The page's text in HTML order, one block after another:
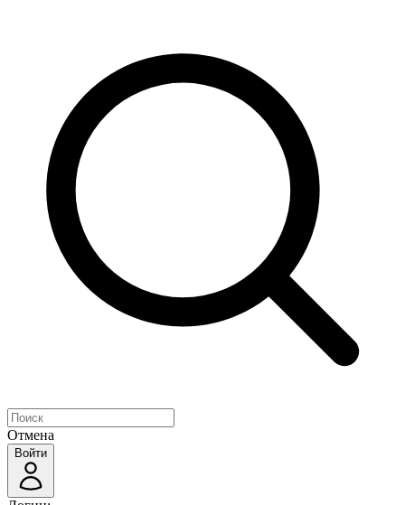
Отмена
Войти